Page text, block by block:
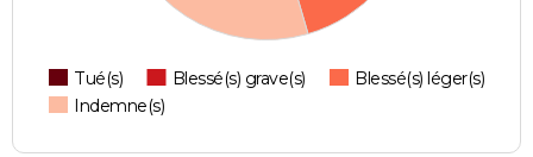
Tué(s) Blessé(s) grave(s)
Blessé(s) léger(s)
Indemne(s)